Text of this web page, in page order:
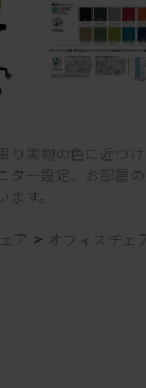
り実物の色に近づ
ター設定、お部屋
す。
ア > オフィスチェ